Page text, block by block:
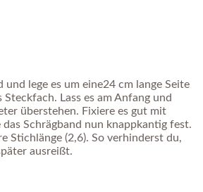
und lege es um eine24 cm lange Seite
Lass es am Anfang und
überstehen. Fixiere es gut mit
Schrägband nun knappkantig fest.
Stichlänge (2,6). So verhinderst du,
ausreißt.